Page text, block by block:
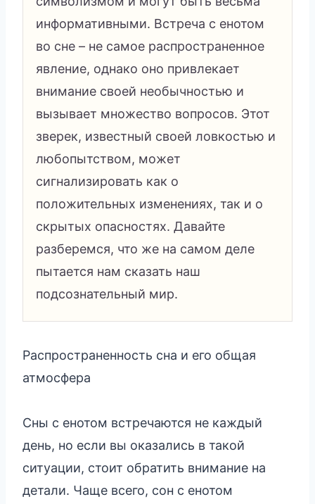
информативными. Встреча с енотом
во сне – не самое распространенное
явление, однако оно привлекает
внимание своей необычностью и
вызывает множество вопросов. Этот
зверек, известный своей ловкостью и
любопытством, может
сигнализировать как о
положительных изменениях, так и о
скрытых опасностях. Давайте
разберемся, что же на самом деле
пытается нам сказать наш
подсознательный мир.
Распространенность сна и его общая
атмосфера
Сны с енотом встречаются не каждый
день, но если вы оказались в такой
ситуации, стоит обратить внимание на
детали. Чаще всего, сон с енотом